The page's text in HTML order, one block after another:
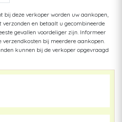
bij deze verkoper worden uw aankopen,
en betaalt u gecombineerde
gevallen voordeliger zijn. Informeer
bij meerdere aankopen.
kunnen bij de verkoper opgevraagd